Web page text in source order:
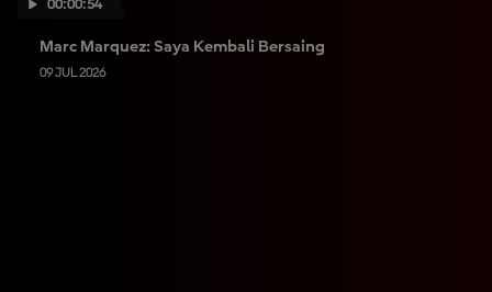
00:00:54
Marc Marquez: Saya Kembali Bersaing
09 JUL 2026